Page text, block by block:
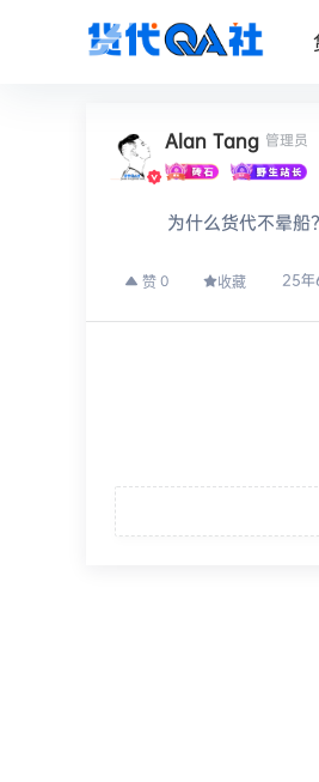
Alan Tang 管理员
为什么货代不晕船
赞 0 收藏 25年